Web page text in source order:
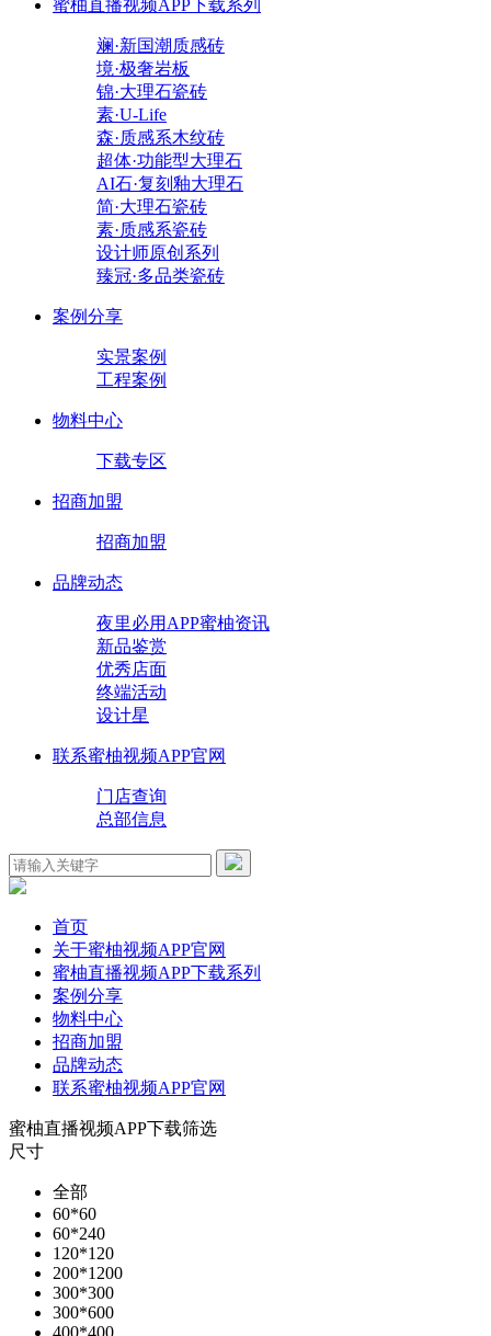
蜜柚直播视频APP下载系列
斓·新国潮质感砖
境·极奢岩板
锦·大理石瓷砖
素·U-Life
森·质感系木纹砖
超体·功能型大理石
AI石·复刻釉大理石
简·大理石瓷砖
素·质感系瓷砖
设计师原创系列
臻冠·多品类瓷砖
案例分享
实景案例
工程案例
物料中心
下载专区
招商加盟
招商加盟
品牌动态
夜里必用APP蜜柚资讯
新品鉴赏
优秀店面
终端活动
设计星
联系蜜柚视频APP官网
门店查询
总部信息
首页
关于蜜柚视频APP官网
蜜柚直播视频APP下载系列
案例分享
物料中心
招商加盟
品牌动态
联系蜜柚视频APP官网
蜜柚直播视频APP下载筛选
尺寸
全部
60*60
60*240
120*120
200*1200
300*300
300*600
400*400